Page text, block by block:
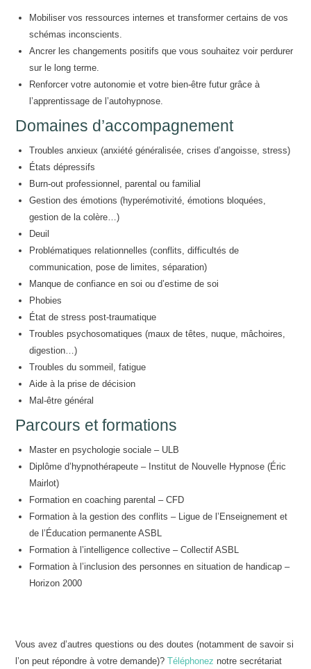
Mobiliser vos ressources internes et transformer certains de vos
schémas inconscients.
Ancrer les changements positifs que vous souhaitez voir perdurer
sur le long terme.
Renforcer votre autonomie et votre bien-être futur grâce à
l’apprentissage de l’autohypnose.
Domaines d’accompagnement
Troubles anxieux (anxiété généralisée, crises d’angoisse, stress)
États dépressifs
Burn-out professionnel, parental ou familial
Gestion des émotions (hyperémotivité, émotions bloquées,
gestion de la colère…)
Deuil
Problématiques relationnelles (conflits, difficultés de
communication, pose de limites, séparation)
Manque de confiance en soi ou d’estime de soi
Phobies
État de stress post-traumatique
Troubles psychosomatiques (maux de têtes, nuque, mâchoires,
digestion…)
Troubles du sommeil, fatigue
Aide à la prise de décision
Mal-être général
Parcours et formations
Master en psychologie sociale – ULB
Diplôme d’hypnothérapeute – Institut de Nouvelle Hypnose (Éric
Mairlot)
Formation en coaching parental – CFD
Formation à la gestion des conflits – Ligue de l’Enseignement et
de l’Éducation permanente ASBL
Formation à l’intelligence collective – Collectif ASBL
Formation à l’inclusion des personnes en situation de handicap –
Horizon 2000
Vous avez d’autres questions ou des doutes (notamment de savoir si
l’on peut répondre à votre demande)? Téléphonez notre secrétariat